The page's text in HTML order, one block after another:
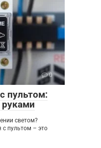
0
пультом:
руками
светом?
с пультом – это